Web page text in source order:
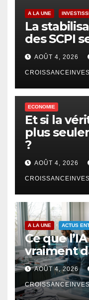
A LA UNE
La
des SCPI
AOÛT 4, 2026
ECONOMIE
Et si la
plus
?
AOÛT 4, 2026
A LA UNE ACTUS
Ce que
vraiment
AOÛT 4, 2026